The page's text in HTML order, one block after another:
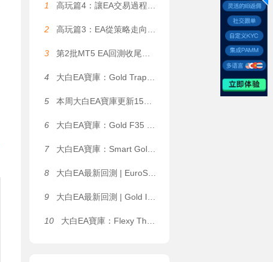
1 高玩篇4：讓EA交易過程更可控——大白科普
2 高玩篇3：EA從策略走向系統——大白科普
3 第2批MT5 EA回測收尾，5個月利潤131萬美金是數據拟合嗎？
4 大白EA寶庫：Gold Trap EA｜自動化網格系統，自研 Gold Trap 專屬指标，雙向獨立訂單管理架構 MT5 EA（含多版本EA+多品種參數）
5 本周大白EA寶庫更新15款EA（上篇）
6 大白EA寶庫：Gold F35 EA｜動态網格量化系統，1.2 倍溫和加倉，固定 / 自适應網格間距雙模式自由切換 MT4 EA
7 大白EA寶庫：Smart Gold Hunter EA｜XAUUSD M15 自動化系統，5 套策略預設一鍵切換，雙重倉位管理（固定手數 / 風險百分比），适配不同資金體量 MT5 EA
8 大白EA最新回測 | EuroStable EA[ICE FX NEWS FILTER SET File] EA 2026年回測虧損9,963.41USD，勝率78.69%
9 大白EA最新回測 | Gold ISIS EA [Backtest-High-3_strategies__1] EA 2026年回測利潤達32.46USD，勝率75.00%
10 大白EA寶庫：Flexy The Dragon EA｜靜态網格 / ATR 動态網格雙架構自由切換，單 K 線單層開倉限制，抑制無序加倉 MT4 EA